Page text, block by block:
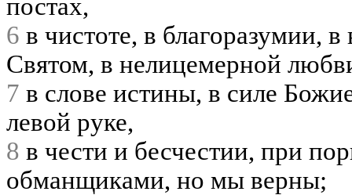
постах,
6 в чистоте, в благоразумии,
Святом, в нелицемерной
7 в слове истины, в силе
левой руке,
8 в чести и бесчестии, при
обманщиками, но мы верны;